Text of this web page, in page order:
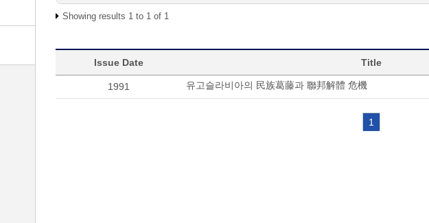
Showing results 1 to 1 of 1
Issue Date Title
1991 유고슬라비아의 民族葛藤과 聯邦解體 危機
1